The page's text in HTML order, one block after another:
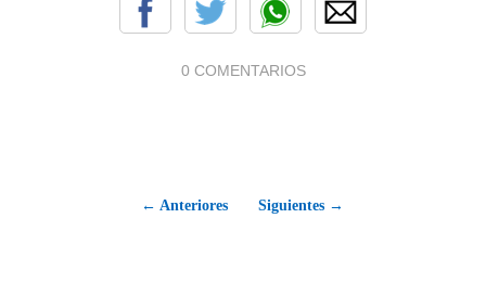
0 COMENTARIOS
← Anteriores Siguientes →